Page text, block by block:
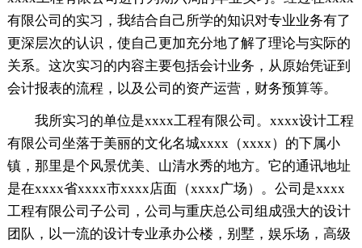
有限公司的实习，我结合自己所学的知识对专业业务有了
更深层次的认识，使自己更加充分地了解了理论与实际的
关系。这次实习的内容主要包括会计业务，从原始凭证到
会计报表的流程，以及公司的资产运营，财务预算等。
我所实习的单位是xxxx工程有限公司。xxxx设计工程
有限公司坐落于美丽的文化名城xxxx（xxxx）的下属小
镇，那里是个风景优美、山清水秀的地方。它的通讯地址
是在xxxx省xxxx市xxxx店面（xxxx广场）。公司是xxxx
工程有限公司子公司，公司与重庆总公司组成强大的设计
团队，以一流的设计专业承办公楼，别墅，娱乐场，高级